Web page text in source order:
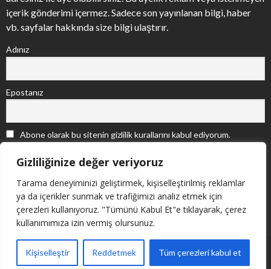
Gizliliğinize değer veriyoruz
Tarama deneyiminizi geliştirmek, kişiselleştirilmiş reklamlar
ya da içerikler sunmak ve trafiğimizi analiz etmek için
çerezleri kullanıyoruz. "Tümünü Kabul Et"e tıklayarak, çerez
kullanımımıza izin vermiş olursunuz.
Kişiselleştir Reddetmek Tüm çerezleri kabul et
içerik gönderimi içermez. Sadece son yayınlanan bilgi, haber
vb. sayfalar hakkında size bilgi ulaştırır.
Adınız
Epostanız
Abone olarak bu sitenin gizlilik kurallarını kabul ediyorum.
Copyright © Adıge Düşünce Derneği, 2011. Powered by
nemerWEB.